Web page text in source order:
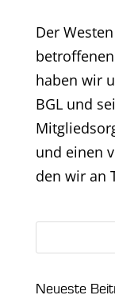
Der
haben wir
BGL und
und einen
den wir an
Neueste